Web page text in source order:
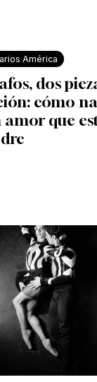
América
dos
cómo
amor que